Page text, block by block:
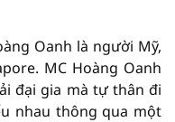
Oanh là người Mỹ,
MC Hoàng Oanh
đại gia mà tự thân đi
nhau thông qua một